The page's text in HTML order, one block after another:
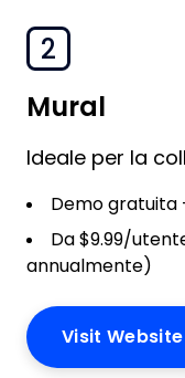
2
Mural
Ideale per la
Demo gratuita
Da $9.99/
annualmente)
Visit Website